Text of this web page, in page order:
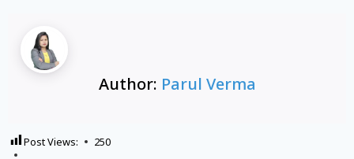
Author: Parul Verma
Post Views: 250